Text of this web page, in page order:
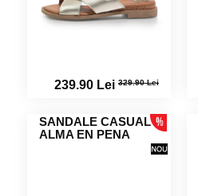
239.90 Lei 329.90 Lei
SANDALE CASUAL
ALMA EN PENA